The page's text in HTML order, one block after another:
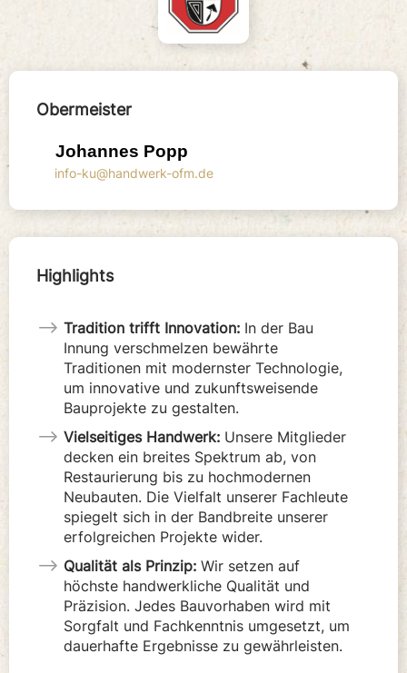
Obermeister
Johannes Popp
info-ku@handwerk-ofm.de
Tradition trifft Innovation: In der Bau
Innung verschmelzen bewährte
Traditionen mit modernster Technologie,
um innovative und zukunftsweisende
Bauprojekte zu gestalten.
Vielseitiges Handwerk: Unsere Mitglieder
decken ein breites Spektrum ab, von
Restaurierung bis zu hochmodernen
Neubauten. Die Vielfalt unserer Fachleute
spiegelt sich in der Bandbreite unserer
erfolgreichen Projekte wider.
Qualität als Prinzip: Wir setzen auf
höchste handwerkliche Qualität und
Präzision. Jedes Bauvorhaben wird mit
Sorgfalt und Fachkenntnis umgesetzt, um
dauerhafte Ergebnisse zu gewährleisten.